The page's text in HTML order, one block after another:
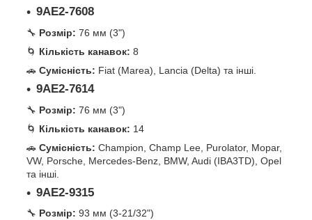
9AE2-7608
🔧 Розмір: 76 мм (3")
🌀 Кількість канавок: 8
🚗 Сумісність: Fiat (Marea), Lancia (Delta) та інші.
9AE2-7614
🔧 Розмір: 76 мм (3")
🌀 Кількість канавок: 14
🚗 Сумісність: Champion, Champ Lee, Purolator, Mopar,
VW, Porsche, Mercedes-Benz, BMW, Audi (IBA3TD), Opel
та інші.
9AE2-9315
🔧 Розмір: 93 мм (3-21/32")